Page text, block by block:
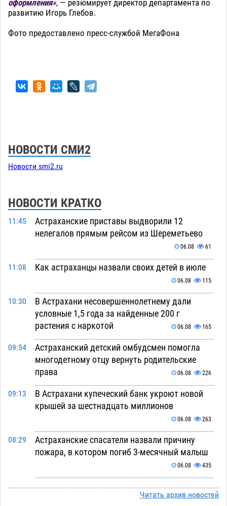
оформления», — резюмирует директор департамента по
развитию Игорь Глебов.
Фото предоставлено пресс-службой МегаФона
НОВОСТИ СМИ2
Новости smi2.ru
НОВОСТИ КРАТКО
11:45
Астраханские приставы выдворили 12
нелегалов прямым рейсом из Шереметьево
06.08 61
11:08 Как астраханцы назвали своих детей в июле
06.08 115
10:30
В Астрахани несовершеннолетнему дали
условные 1,5 года за найденные 200 г
растения с наркотой
06.08 165
09:54
Астраханский детский омбудсмен помогла
многодетному отцу вернуть родительские
права
06.08 226
09:13
В Астрахани купеческий банк укроют новой
крышей за шестнадцать миллионов
06.08 263
08:29
Астраханские спасатели назвали причину
пожара, в котором погиб 3-месячный малыш
06.08 435
07:38
Арендатор заплатит миллионы за порчу
солью астраханских сельхозугодий
06.08 310
Читать архив новостей